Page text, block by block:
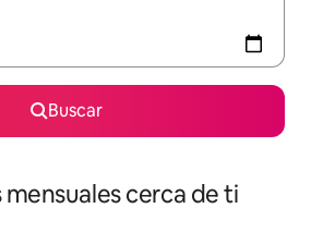
Buscar
cerca de ti